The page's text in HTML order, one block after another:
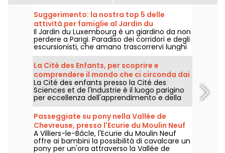
Suggerimento: la nostra top 5 delle
attività per famiglie al Jardin du
Luxembourg
Il Jardin du Luxembourg è un giardino da non
perdere a Parigi. Paradiso dei corridori e degli
escursionisti, che amano trascorrervi lunghi
pomeriggi, è anche il luogo preferito dalle
famiglie, che possono sfogarsi o
approfittare delle attività per bambini
offerte dal giardino.
La Cité des Enfants, per scoprire e
comprendere il mondo che ci circonda dai
5 ai 10 anni
La Cité des enfants presso la Cité des
Sciences et de l'Industrie è il luogo parigino
per eccellenza dell'apprendimento e della
sperimentazione. Per i bambini dai 5 ai 10
anni, i bambini possono scoprire il mondo
che li circonda utilizzando i cinque sensi.
Passeggiate su pony nella Vallée de
Chevreuse, presso l'Ecurie du Moulin Neuf
(91)
A Villiers-le-Bâcle, l'Ecurie du Moulin Neuf
offre ai bambini la possibilità di cavalcare un
pony per un'ora attraverso la Vallée de